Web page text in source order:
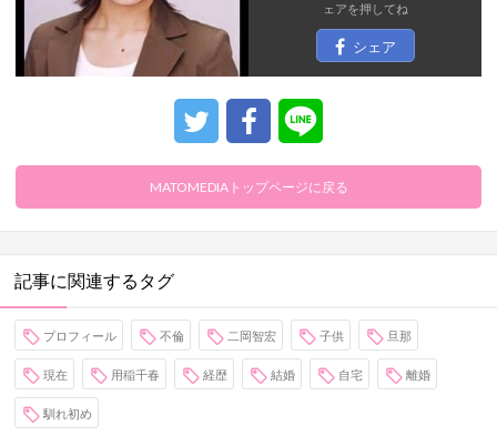
ェアを押してね
シェア
MATOMEDIAトップページに戻る
記事に関連するタグ
プロフィール 不倫 二岡智宏 子供 旦那
現在 用稲千春 経歴 結婚 自宅 離婚
馴れ初め